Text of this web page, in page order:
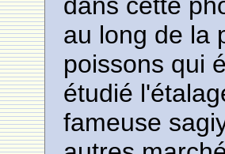
au long de la
poissons qui
étudié
fameuse